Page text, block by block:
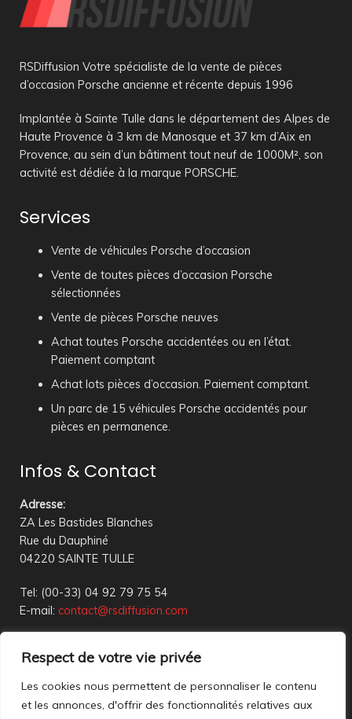
Respect de votre vie privée
Les cookies nous permettent de personnaliser le contenu
et les annonces, d'offrir des fonctionnalités relatives aux
RSDiffusion Votre spécialiste de la vente de pièces
d’occasion Porsche ancienne et récente depuis 1996
Implantée à Sainte Tulle dans le département des Alpes de
Haute Provence à 3 km de Manosque et 37 km d’Aix en
Provence, au sein d’un bâtiment tout neuf de 1000M², son
activité est dédiée à la marque PORSCHE.
Services
Vente de véhicules Porsche d’occasion
Vente de toutes pièces d’occasion Porsche
sélectionnées
Vente de pièces Porsche neuves
Achat toutes Porsche accidentées ou en l’état.
Paiement comptant
Achat lots pièces d’occasion. Paiement comptant.
Un parc de 15 véhicules Porsche accidentés pour
pièces en permanence.
Infos & Contact
Adresse:
ZA Les Bastides Blanches
Rue du Dauphiné
04220 SAINTE TULLE
Tel: (00-33) 04 92 79 75 54
E-mail: contact@rsdiffusion.com
18h00
Réception en magasin sur rendez-vous uniquement